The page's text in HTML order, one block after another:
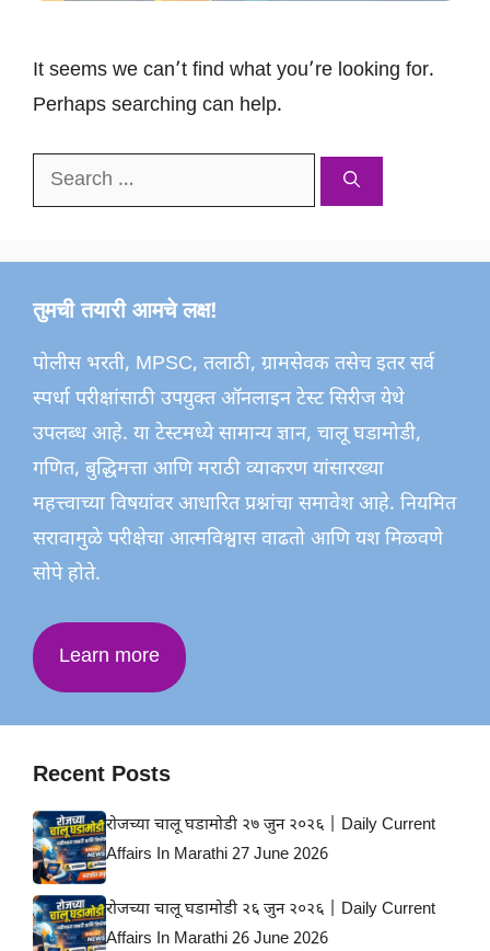
It seems we can’t find what you’re looking for.
Perhaps searching can help.
Search
for:
तुमची तयारी आमचे लक्ष!
पोलीस भरती, MPSC, तलाठी, ग्रामसेवक तसेच इतर सर्व
स्पर्धा परीक्षांसाठी उपयुक्त ऑनलाइन टेस्ट सिरीज येथे
उपलब्ध आहे. या टेस्टमध्ये सामान्य ज्ञान, चालू घडामोडी,
गणित, बुद्धिमत्ता आणि मराठी व्याकरण यांसारख्या
महत्त्वाच्या विषयांवर आधारित प्रश्नांचा समावेश आहे. नियमित
सरावामुळे परीक्षेचा आत्मविश्वास वाढतो आणि यश मिळवणे
सोपे होते.
Learn more
Recent Posts
रोजच्या चालू घडामोडी २७ जुन २०२६ | Daily Current
Affairs In Marathi 27 June 2026
रोजच्या चालू घडामोडी २६ जुन २०२६ | Daily Current
Affairs In Marathi 26 June 2026